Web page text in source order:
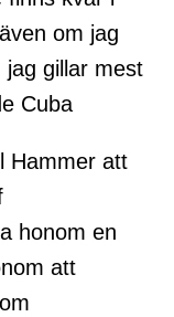
om jag
jag gillar mest
Cuba
Hammer att
honom en
att